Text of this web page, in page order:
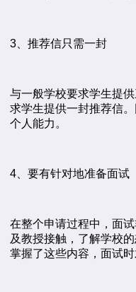
3、推荐信只需一封
与一般学校要求学生提
求学生提供一封推荐信
个人能力。
4、要有针对地准备面试
在整个申请过程中，面
及教授接触，了解学校
掌握了这些内容，面试时